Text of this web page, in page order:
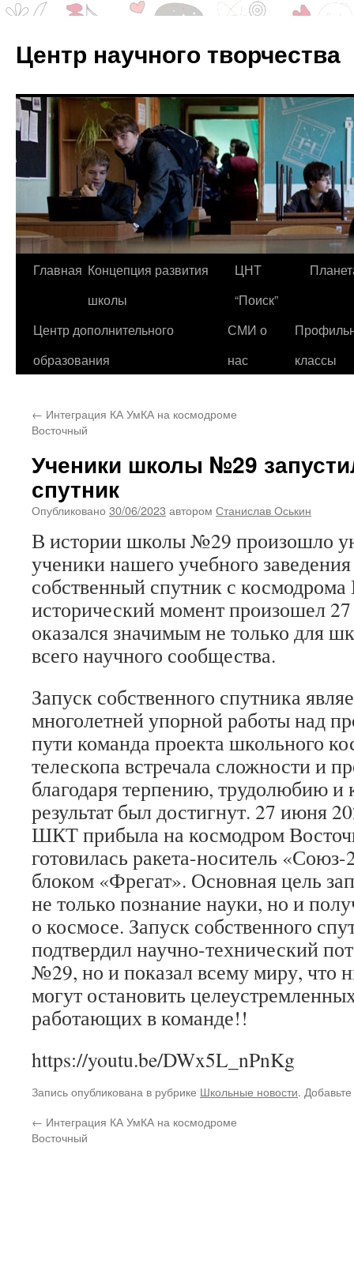
Центр научного творчества
Перейти
содержимому
Главная Концепция развития
школы
ЦНТ
“Поиск”
Центр дополнительного
образования
СМИ о
нас
классы
← Интеграция КА УмКА на космодроме
Восточный
Ученики школы №29
спутник
Опубликовано 30/06/2023 автором Станислав Оськин
В истории школы №29 произошло
ученики нашего учебного
собственный спутник с
исторический момент произошел
оказался значимым не только для
всего научного сообщества.
Запуск собственного спутника
многолетней упорной работы над
пути команда проекта школьного
телескопа встречала сложности и
благодаря терпению, трудолюбию и
результат был достигнут. 27 июня
ШКТ прибыла на космодром
готовилась ракета-носитель
блоком «Фрегат». Основная цель
не только познание науки, но и
о космосе. Запуск собственного
подтвердил научно-технический
№29, но и показал всему миру, что
могут остановить
работающих в команде!!
https://youtu.be/DWx5L_nPnKg
Запись опубликована в рубрике Школьные новости.
← Интеграция КА УмКА на космодроме
Восточный